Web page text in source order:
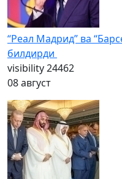
“Реал Мадрид” ва
билдирди
visibility24462
08 август